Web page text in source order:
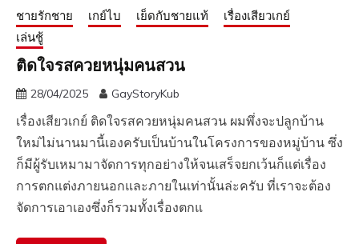
ชายรักชาย เกย์ไบ เย็ดกับชายแท้
เรื่องเสียวเกย์
เล่นชู้
ติดใจรสควยหนุ่มคนสวน
28/04/2025 GayStoryKub
เรื่องเสียวเกย์ ติดใจรสควยหนุ่มคนสวน ผมพึ่งจะปลูกบ้าน
ใหม่ไม่นานมานี้เองครับเป็นบ้านในโครงการของหมู่บ้าน ซึ่ง
ก็มีผู้รับเหมามาจัดการทุกอย่างให้จนเสร็จยกเว้นก็แต่เรื่อง
การตกแต่งภายนอกและภายในเท่านั้นล่ะครับ ที่เราจะต้อง
จัดการเอาเองซึ่งก็รวมทั้งเรื่องตกแ